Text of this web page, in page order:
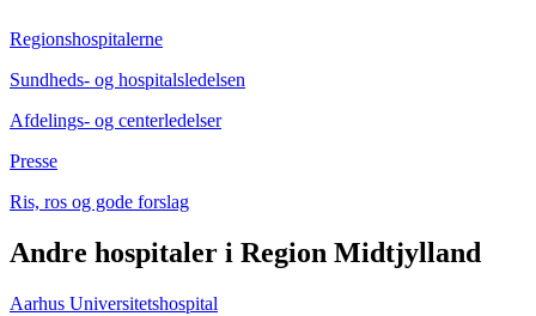
Regionshospitalerne
Sundheds- og hospitalsledelsen
Afdelings- og centerledelser
Presse
Ris, ros og gode forslag
Andre hospitaler i Region Midtjylland
Aarhus Universitetshospital